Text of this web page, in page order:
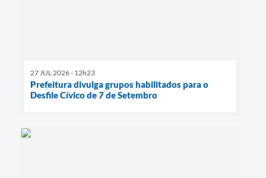
27 JUL 2026 - 12h23
Prefeitura divulga grupos habilitados para o
Desfile Cívico de 7 de Setembro